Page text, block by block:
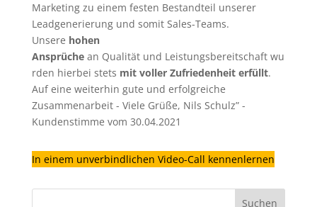
Marketing zu einem festen Bestandteil unserer
Leadgenerierungund somit Sales-Teams.
Unsere hohen
Ansprüchean Qualität und Leistungsbereitschaft wu
rden hierbei stets mit voller Zufriedenheit erfüllt.
Auf eine weiterhin gute und erfolgreiche
Zusammenarbeit - Viele Grüße, Nils Schulz” -
Kundenstimme vom 30.04.2021
In einem unverbindlichen Video-Call kennenlernen